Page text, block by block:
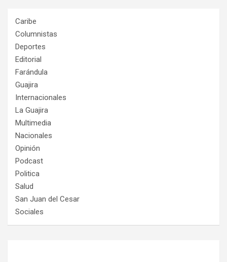
Caribe
Columnistas
Deportes
Editorial
Farándula
Guajira
Internacionales
La Guajira
Multimedia
Nacionales
Opinión
Podcast
Politica
Salud
San Juan del Cesar
Sociales